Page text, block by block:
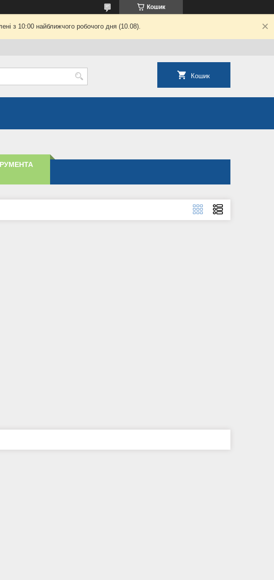
Кошик
з 10:00 найближчого робочого дня (10.08).
Кошик